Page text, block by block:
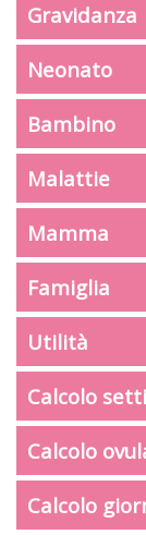
Gravidanza
Neonato
Bambino
Malattie
Mamma
Famiglia
Utilità
Calcolo
Calcolo
Calcolo